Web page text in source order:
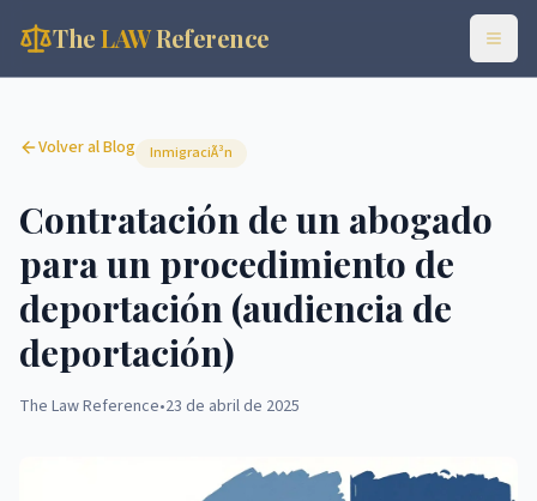
TheLAWReference
Volver al Blog InmigraciÃ³n
Contratación de un abogado
para un procedimiento de
deportación (audiencia de
deportación)
The Law Reference•23 de abril de 2025